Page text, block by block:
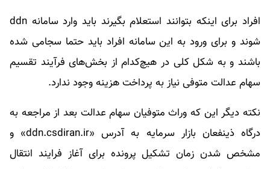
افراد برای اینکه بتوانند استعلام بگیرند باید وارد سامانه ddn
شوند و برای ورود به این سامانه افراد باید حتما سجامی شده
باشند و به شکل کلی در هیچ‌کدام از بخش‌های فرآیند تقسیم
سهام عدالت متوفی نیاز به پرداخت هزینه وجود ندارد.
نکته دیگر این که وراث متوفیان سهام عدالت بعد از مراجعه به
درگاه ذینفعان بازار سرمایه به آدرس «ddn.csdiran.ir» و
مشخص شدن زمان تشکیل پرونده برای آغاز فرایند انتقال